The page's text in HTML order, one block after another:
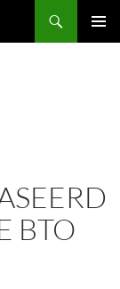
BTO